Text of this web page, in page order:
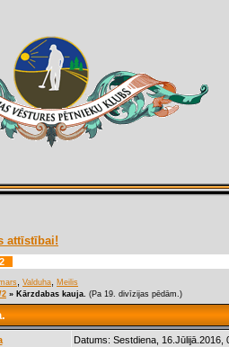
attīstībai!
2
Valduha
Meilis
» Kārzdabas kauja. (Pa 19. divīzijas pēdām.)
Datums: Sestdiena,